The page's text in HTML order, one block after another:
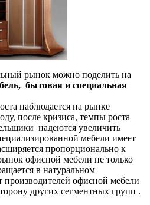
рынок можно поделить на
бытовая и специальная
наблюдается на рынке
после кризиса, темпы роста
надеются увеличить
мебели имеет
пропорционально к
офисной мебели не только
в натуральном
офисной мебели
других сегментных групп .